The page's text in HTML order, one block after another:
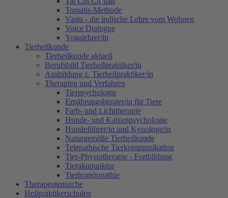
Tomatis-Methode
Vastu - die indische Lehre vom Wohnen
Voice Dialogue
Yogalehrer/in
Tierheilkunde
Tierheilkunde aktuell
Berufsbild Tierheilpraktiker/in
Ausbildung z. Tierheilpraktiker/in
Therapien und Verfahren
Tierpsychologie
Ernährungsberater/in für Tiere
Farb- und Lichttherapie
Hunde- und Katzenpsychologie
Hundeführer/in und Kynologe/in
Naturgemäße Tierheilkunde
Telepathische Tierkommunikation
Tier-Physiotherapie - Fortbildung
Tierakupunktur
Tierhomöopathie
Therapeutensuche
Heilpraktikerschulen